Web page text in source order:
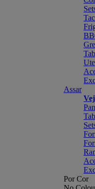
Assar
Por Cor